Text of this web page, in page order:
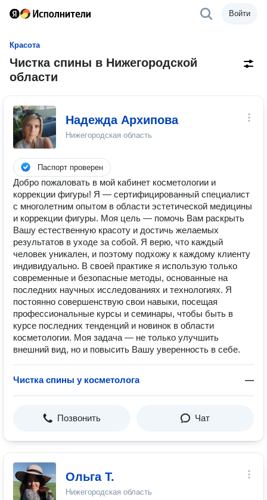
Войти
Красота
Чистка спины в Нижегородской
области
Надежда Архипова
Нижегородская область
Паспорт проверен
Добро пожаловать в мой кабинет косметологии и
коррекции фигуры! Я — сертифицированный специалист
с многолетним опытом в области эстетической медицины
и коррекции фигуры. Моя цель — помочь Вам раскрыть
Вашу естественную красоту и достичь желаемых
результатов в уходе за собой. Я верю, что каждый
человек уникален, и поэтому подхожу к каждому клиенту
индивидуально. В своей практике я использую только
современные и безопасные методы, основанные на
последних научных исследованиях и технологиях. Я
постоянно совершенствую свои навыки, посещая
профессиональные курсы и семинары, чтобы быть в
курсе последних тенденций и новинок в области
косметологии. Моя задача — не только улучшить
внешний вид, но и повысить Вашу уверенность в себе.
Чистка спины у косметолога —
Позвонить Чат
Ольга Т.
Нижегородская область